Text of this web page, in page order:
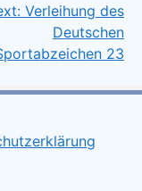
Verleihung des
Deutschen
23